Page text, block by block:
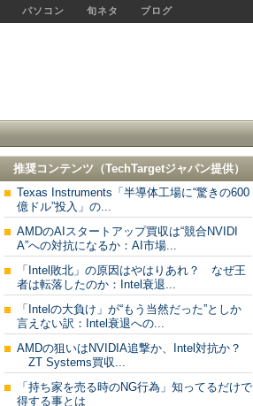
パソコン 旬ネタ ブログ
推奨コンテンツ（TechTargetジャパン提供）
Texas Instruments「半導体工場に“驚きの600
億ドル”投入」の...
AMDのAIスタートアップ買収は“競合NVIDI
A”への対抗になるか：AI市場...
「Intel敗北」の原因はやはりあれ？ なぜ王
者は転落したのか：Intel衰退...
「Intelの大負け」が“もう当然だった”としか
言えない訳：Intel衰退への...
AMDの狙いはNVIDIA追撃か、Intel対抗か？
ZT Systems買収...
「持ち家を売る時のNG行為」知ってるだけで
得する事とは